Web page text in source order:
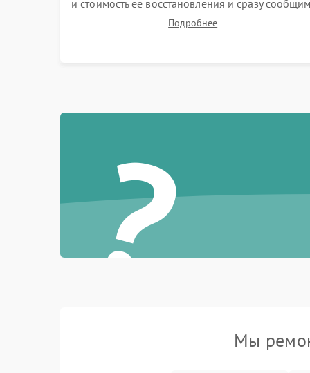
и стоимость ее восстановления и сразу сообщим
вам о сроках ее ремонта.
Подробнее
?
Мы